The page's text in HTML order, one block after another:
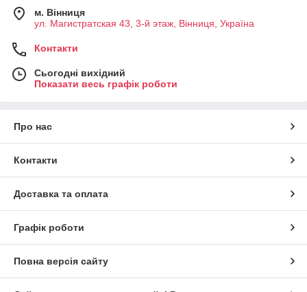
м. Вінниця
ул. Магистратская 43, 3-й этаж, Вінниця, Україна
Контакти
Сьогодні вихідний
Показати весь графік роботи
Про нас
Контакти
Доставка та оплата
Графік роботи
Повна версія сайту